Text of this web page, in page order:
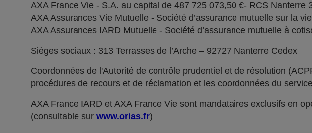
AXA France Vie - S.A. au capital de 487 725 073,50 €- RCS Nanterre
AXA Assurances Vie Mutuelle - Société d’assurance mutuelle sur la
AXA Assurances IARD Mutuelle - Société d’assurance mutuelle à
Sièges sociaux : 313 Terrasses de l’Arche – 92727 Nanterre Cedex
Coordonnées de l'Autorité de contrôle prudentiel et de résolution
procédures de recours et de réclamation et les coordonnées du
AXA France IARD et AXA France Vie sont mandataires exclusifs en
(consultable sur www.orias.fr)